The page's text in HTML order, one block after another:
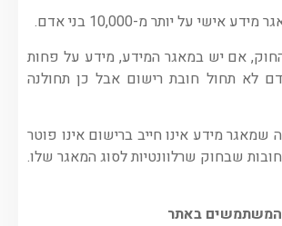
אישי על יותר מ-10,000 בני אדם.
אם יש במאגר המידע, מידע על פחות
בני אדם לא תחול חובת רישום אבל כן תחולנה
שמאגר מידע אינו חייב ברישום אינו פוטר
שבחוק שרלוונטיות לסוג המאגר שלו.
המשתמשים באתר